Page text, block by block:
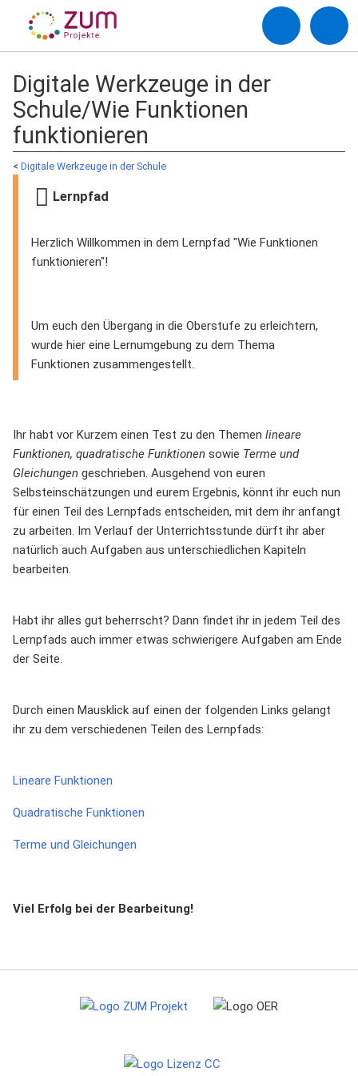
Digitale Werkzeuge in der
Schule/Wie Funktionen
funktionieren
< Digitale Werkzeuge in der Schule
Lernpfad
Herzlich Willkommen in dem Lernpfad "Wie Funktionen
funktionieren"!
Um euch den Übergang in die Oberstufe zu erleichtern,
wurde hier eine Lernumgebung zu dem Thema
Funktionen zusammengestellt.
Ihr habt vor Kurzem einen Test zu den Themen lineare
Funktionen, quadratische Funktionen sowie Terme und
Gleichungen geschrieben. Ausgehend von euren
Selbsteinschätzungen und eurem Ergebnis, könnt ihr euch nun
für einen Teil des Lernpfads entscheiden, mit dem ihr anfangt
zu arbeiten. Im Verlauf der Unterrichtsstunde dürft ihr aber
natürlich auch Aufgaben aus unterschiedlichen Kapiteln
bearbeiten.
Habt ihr alles gut beherrscht? Dann findet ihr in jedem Teil des
Lernpfads auch immer etwas schwierigere Aufgaben am Ende
der Seite.
Durch einen Mausklick auf einen der folgenden Links gelangt
ihr zu dem verschiedenen Teilen des Lernpfads:
Lineare Funktionen
Quadratische Funktionen
Terme und Gleichungen
Viel Erfolg bei der Bearbeitung!